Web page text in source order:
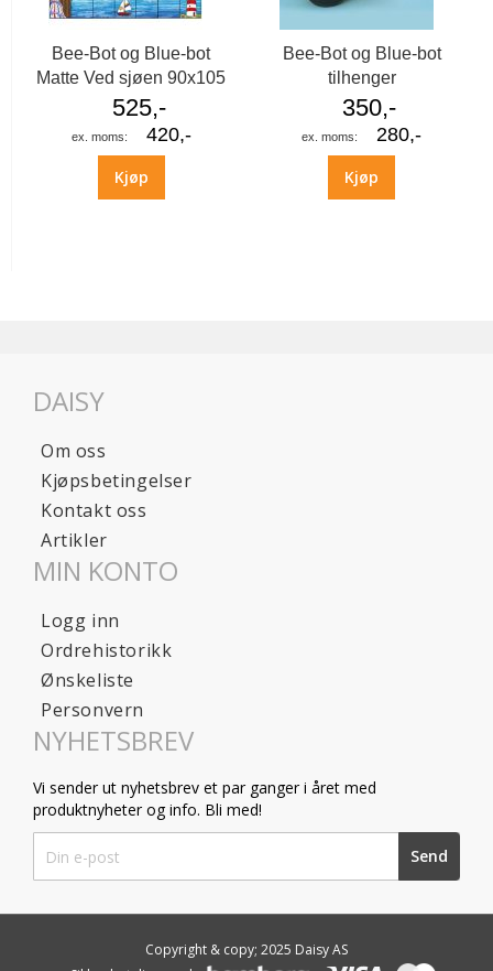
Bee-Bot og Blue-bot
Matte Ved sjøen 90x105
525,-
420,-
Kjøp
Bee-Bot og Blue-bot
tilhenger
350,-
280,-
Kjøp
DAISY
Om oss
Kjøpsbetingelser
Kontakt oss
Artikler
MIN KONTO
Logg inn
Ordrehistorikk
Ønskeliste
Personvern
NYHETSBREV
Vi sender ut nyhetsbrev et par ganger i året med
produktnyheter og info. Bli med!
Up
for
Send
Copyright & copy; 2025 Daisy AS